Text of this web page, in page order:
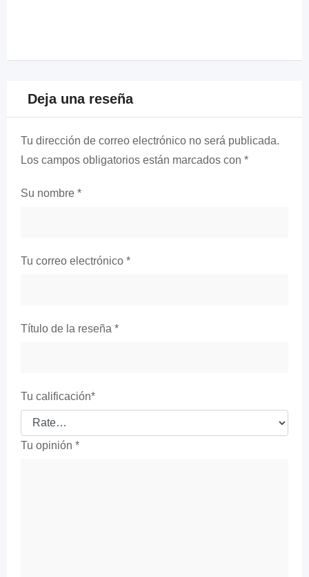
Deja una reseña
Tu dirección de correo electrónico no será publicada.
Los campos obligatorios están marcados con *
Su nombre *
Tu correo electrónico *
Título de la reseña *
Tu calificación*
Tu opinión *